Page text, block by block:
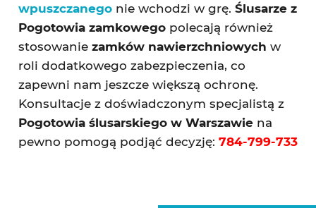
wpuszczanegonie wchodzi w grę. Ślusarze z
Pogotowia zamkowegopolecają również
stosowanie zamków nawierzchniowych w
roli dodatkowego zabezpieczenia, co
zapewni nam jeszcze większą ochronę.
Konsultacje z doświadczonym specjalistą z
Pogotowia ślusarskiego w Warszawiena
pewno pomogą podjąć decyzję: 784-799-733